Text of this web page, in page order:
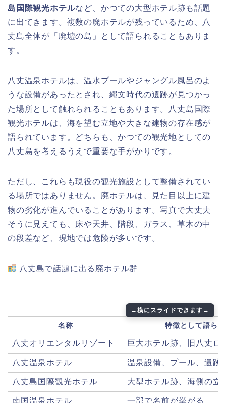
島国際観光ホテルなど、かつての大型ホテル跡も話題
に出てきます。複数の廃ホテルが残っているため、八
丈島全体が「廃墟の島」として語られることもありま
す。
八丈温泉ホテルは、温水プールやジャングル風呂のよ
うな設備があったとされ、縄文時代の遺跡が見つかっ
た場所として触れられることもあります。八丈島国際
観光ホテルは、海を望む立地や大きな建物の存在感が
語られています。どちらも、かつての観光地としての
八丈島を考えるうえで重要な手がかりです。
ただし、これらも現役の観光施設として整備されてい
る場所ではありません。廃ホテルは、見た目以上に建
物の劣化が進んでいることがあります。写真で大丈夫
そうに見えても、床や天井、階段、ガラス、草木の中
の段差など、現地では危険が多いです。
八丈島で話題に出る廃ホテル群
名称 特徴として語ら
八丈オリエンタルリゾート 巨大ホテル跡、旧八丈ロ
八丈温泉ホテル 温泉設備、プール、遺跡
八丈島国際観光ホテル 大型ホテル跡、海側の立
南国温泉ホテル 一部で名前が挙がる